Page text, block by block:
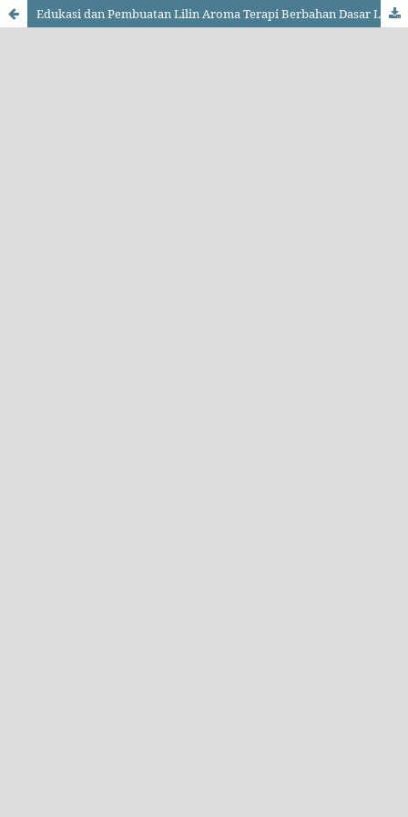
Edukasi dan Pembuatan Lilin Aroma Terapi Berbahan Dasar Limbah Minyak Jelantah di SDN 2 Sidorahayu